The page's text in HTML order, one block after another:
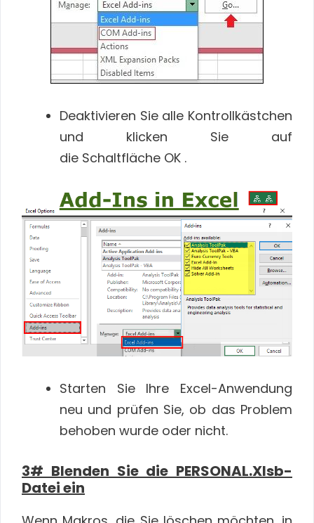
Deaktivieren Sie alle Kontrollkästchen
und klicken Sie auf
die Schaltfläche OK .
Starten Sie Ihre Excel-Anwendung
neu und prüfen Sie, ob das Problem
behoben wurde oder nicht.
3# Blenden Sie die PERSONAL.Xlsb-
Datei ein